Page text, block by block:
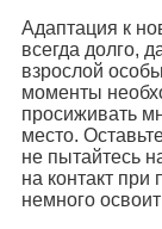
Адаптация к
всегда долго,
взрослой
моменты
просиживать
место.
не пытайтесь
на контакт при
немного